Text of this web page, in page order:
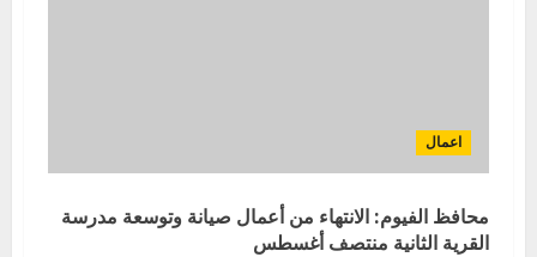
اعمال
محافظ الفيوم: الانتهاء من أعمال صيانة وتوسعة مدرسة
القرية الثانية منتصف أغسطس